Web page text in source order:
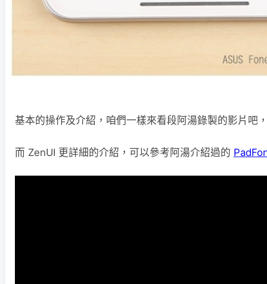
基本的操作及介紹，咱們一樣來看段阿湯錄製的影片吧
而 ZenUI 更詳細的介紹，可以參考阿湯介紹過的